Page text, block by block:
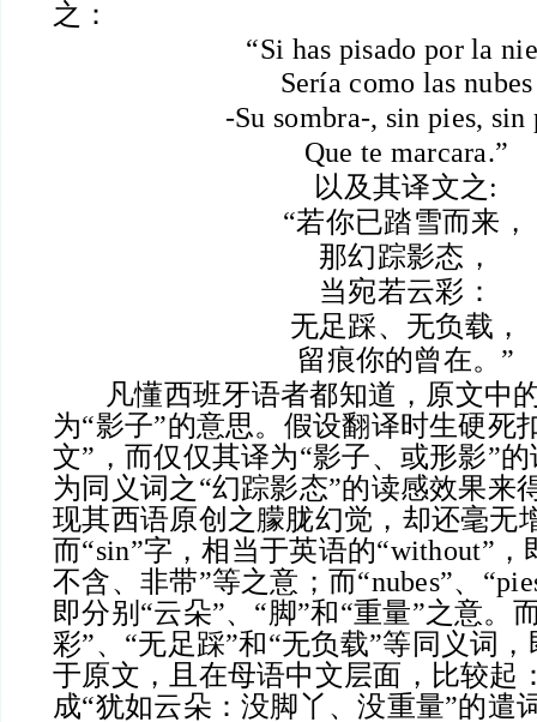
之：
“Si has pisado por la
Sería como las nubes
-Su sombra-, sin pies, sin
Que te marcara.”
以及其译文之:
“若你已踏雪而来，
那幻踪影态，
当宛若云彩：
无足踩、无负载，
留痕你的曾在。”
凡懂西班牙语者都知道，原文中的
为“影子”的意思。假设翻译时生硬死
文”，而仅仅其译为“影子、或形影”
为同义词之“幻踪影态”的读感效果来
现其西语原创之朦胧幻觉，却还毫无
而“sin”字，相当于英语的“without”
不含、非带”等之意；而“nubes”、
即分别“云朵”、“脚”和“重量”之意。
彩”、“无足踩”和“无负载”等同义词
于原文，且在母语中文层面，比较起
成“犹如云朵：没脚丫、没重量”的遣